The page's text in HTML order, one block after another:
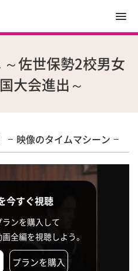
佐世保勢2校男女
大会進出～
映像のタイムマシーン
今すぐ視聴
ンを購入して
全編を視聴しよう。
プランを購入